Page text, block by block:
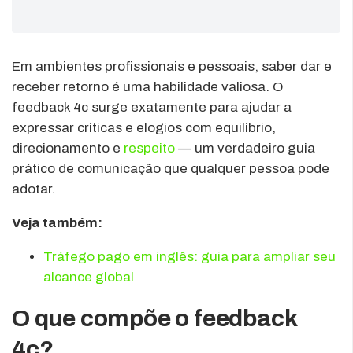
Em ambientes profissionais e pessoais, saber dar e
receber retorno é uma habilidade valiosa. O
feedback 4c surge exatamente para ajudar a
expressar críticas e elogios com equilíbrio,
direcionamento e respeito — um verdadeiro guia
prático de comunicação que qualquer pessoa pode
adotar.
Veja também:
Tráfego pago em inglês: guia para ampliar seu
alcance global
O que compõe o feedback